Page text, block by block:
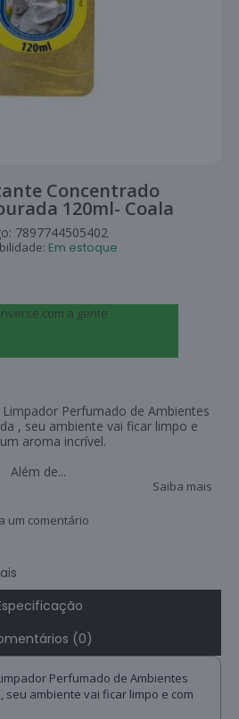
Concentrado
120ml- Coala
7897744505402
Em estoque
com a gente
Limpador Perfumado de Ambientes
, seu ambiente vai ficar limpo e
aroma incrível.
Além de...
Saiba mais
um comentário
(0)
Perfumado de Ambientes
seu ambiente vai ficar limpo e com